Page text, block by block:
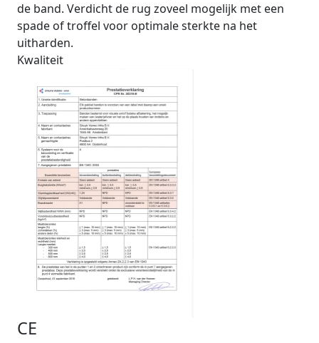
de band. Verdicht de rug zoveel mogelijk met een
spade of troffel voor optimale sterkte na het
uitharden.
Kwaliteit
CE